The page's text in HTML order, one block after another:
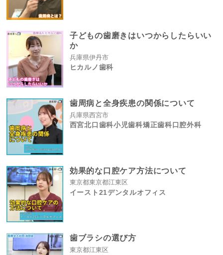
子どもの歯磨きはいつからしたらいい
か
兵庫県伊丹市
ヒカルノ歯科
歯周病と全身疾患の関係について
兵庫県西宮市
西宮北口歯科小児歯科矯正歯科口腔外科
効果的な口腔ケア方法について
東京都東京都江東区
イースト21デンタルオフィス
歯ブラシの選び方
東京都江東区